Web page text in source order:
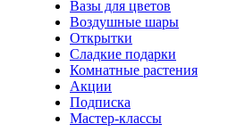
Вазы для цветов
Воздушные шары
Открытки
Сладкие подарки
Комнатные растения
Акции
Подписка
Мастер-классы